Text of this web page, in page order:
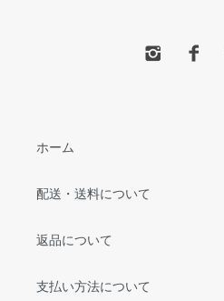
ホーム
配送・送料について
返品について
支払い方法について